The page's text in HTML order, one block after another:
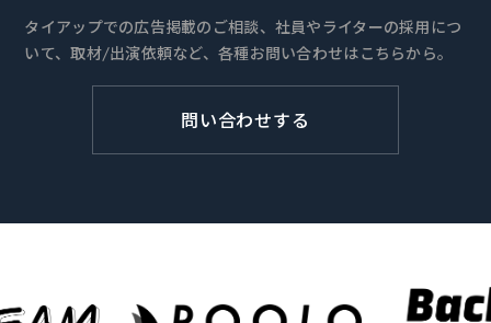
タイアップでの広告掲載のご相談、社員やライターの採用につ
いて、取材/出演依頼など、各種お問い合わせはこちらから。
問い合わせする